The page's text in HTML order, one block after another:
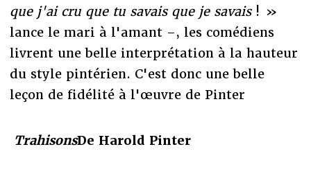
que j'ai cru que tu savais que je savais ! »
lance le mari à l'amant –, les comédiens
livrent une belle interprétation à la hauteur
du style pintérien. C'est donc une belle
leçon de fidélité à l'œuvre de Pinter
TrahisonsDe Harold Pinter